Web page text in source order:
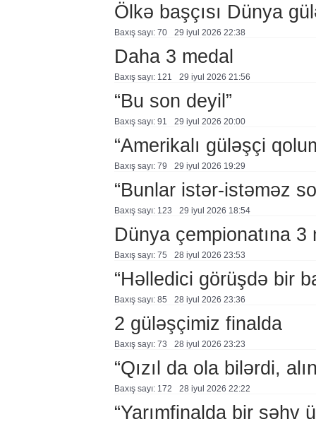
Ölkə başçısı Dünya
Baxış sayı: 70 29 i̇yul 2026 22:38
Daha 3 medal
Baxış sayı: 121 29 i̇yul 2026 21:56
“Bu son deyil”
Baxış sayı: 91 29 i̇yul 2026 20:00
“Amerikalı güləşçi
Baxış sayı: 79 29 i̇yul 2026 19:29
“Bunlar istər-istəməz
Baxış sayı: 123 29 i̇yul 2026 18:54
Dünya çempionatına 3
Baxış sayı: 75 28 i̇yul 2026 23:53
“Həlledici görüşdə bir
Baxış sayı: 85 28 i̇yul 2026 23:36
2 güləşçimiz finalda
Baxış sayı: 73 28 i̇yul 2026 23:23
“Qızıl da ola bilərdi,
Baxış sayı: 172 28 i̇yul 2026 22:22
“Yarımfinalda bir səhv